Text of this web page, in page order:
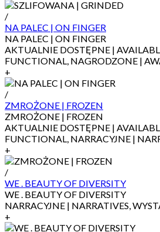
/
NA PALEC | ON FINGER
NA PALEC | ON FINGER
AKTUALNIE DOSTĘPNE |
FUNCTIONAL, NAGRODZONE |
+
/
ZMROŻONE | FROZEN
ZMROŻONE | FROZEN
AKTUALNIE DOSTĘPNE |
FUNCTIONAL, NARRACYJNE |
+
/
WE . BEAUTY OF DIVERSITY
WE . BEAUTY OF DIVERSITY
NARRACYJNE | NARRATIVES,
+